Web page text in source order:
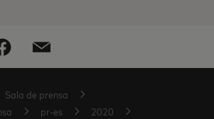
Sala de prensa
pr-es
2020